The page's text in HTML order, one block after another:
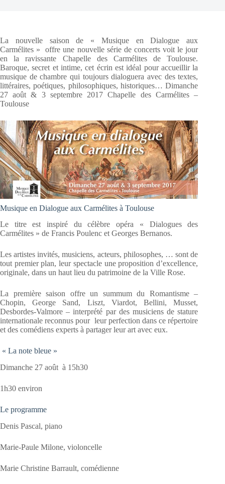
La nouvelle saison de « Musique en Dialogue aux
Carmélites » offre une nouvelle série de concerts voit le jour
en la ravissante Chapelle des Carmélites de Toulouse.
Baroque, secret et intime, cet écrin est idéal pour accueillir la
musique de chambre qui toujours dialoguera avec des textes,
littéraires, poétiques, philosophiques, historiques… Dimanche
27 août & 3 septembre 2017 Chapelle des Carmélites –
Toulouse
Musique en Dialogue aux Carmélites à Toulouse
Le titre est inspiré du célèbre opéra « Dialogues des
Carmélites » de Francis Poulenc et Georges Bernanos.
Les artistes invités, musiciens, acteurs, philosophes, … sont de
tout premier plan, leur spectacle une proposition d’excellence,
originale, dans un haut lieu du patrimoine de la Ville Rose.
La première saison offre un summum du Romantisme –
Chopin, George Sand, Liszt, Viardot, Bellini, Musset,
Desbordes-Valmore – interprété par des musiciens de stature
internationale reconnus pour leur perfection dans ce répertoire
et des comédiens experts à partager leur art avec eux.
« La note bleue »
Dimanche 27 août à 15h30
1h30 environ
Le programme
Denis Pascal, piano
Marie-Paule Milone, violoncelle
Marie Christine Barrault, comédienne